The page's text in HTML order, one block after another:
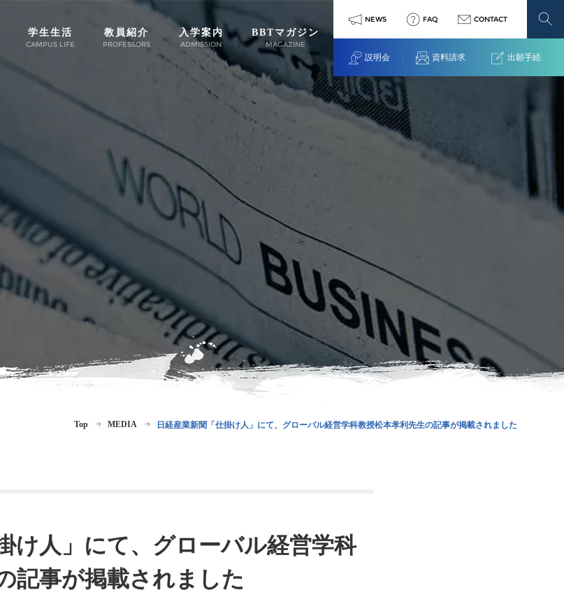
学生生活
CAMPUS LIFE
教員紹介
PROFESSORS
入学案内
ADMISSION
BBTマガジン
MAGAZINE
NEWS FAQ CONTACT
説明会 資料請求 出願手続
Top MEDIA 日経産業新聞「仕掛け人」にて、グローバル経営学科教授松本孝利先生の記事が掲載されました
け人」にて、グローバル経営学科
記事が掲載されました